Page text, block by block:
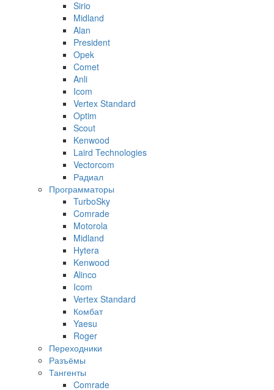
Sirio
Midland
Alan
President
Opek
Comet
Anli
Icom
Vertex Standard
Optim
Scout
Kenwood
Laird Technologies
Vectorcom
Радиал
Программаторы
TurboSky
Comrade
Motorola
Midland
Hytera
Kenwood
Alinco
Icom
Vertex Standard
Комбат
Yaesu
Roger
Переходники
Разъёмы
Тангенты
Comrade